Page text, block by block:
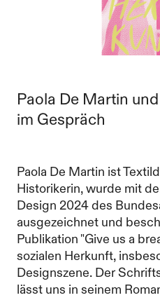
Paola De Martin
im Gespräch
Paola De Martin ist
Historikerin, wurde mit
Design 2024 des
ausgezeichnet und
Publikation "Give us a
sozialen Herkunft,
Designszene. Der
lässt uns in seinem